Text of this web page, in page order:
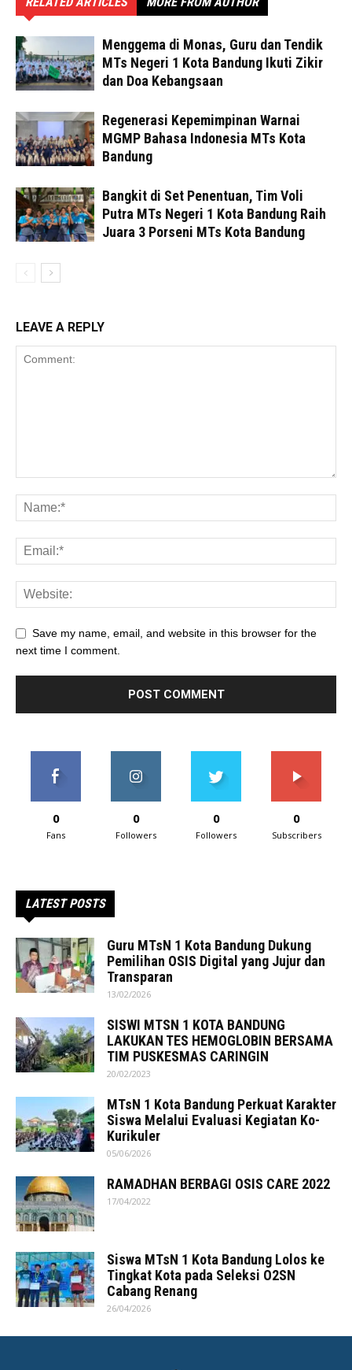
Menggema di Monas, Guru dan Tendik
MTs Negeri 1 Kota Bandung Ikuti Zikir
dan Doa Kebangsaan
Regenerasi Kepemimpinan Warnai
MGMP Bahasa Indonesia MTs Kota
Bandung
Bangkit di Set Penentuan, Tim Voli
Putra MTs Negeri 1 Kota Bandung Raih
Juara 3 Porseni MTs Kota Bandung
LEAVE A REPLY
Save my name, email, and website in this browser for the
next time I comment.
0
Fans
0
Followers
0
Followers
0
Subscribers
LATEST POSTS
Guru MTsN 1 Kota Bandung Dukung
Pemilihan OSIS Digital yang Jujur dan
Transparan
13/02/2026
SISWI MTSN 1 KOTA BANDUNG
LAKUKAN TES HEMOGLOBIN BERSAMA
TIM PUSKESMAS CARINGIN
20/02/2023
MTsN 1 Kota Bandung Perkuat Karakter
Siswa Melalui Evaluasi Kegiatan Ko-
Kurikuler
05/06/2026
RAMADHAN BERBAGI OSIS CARE 2022
17/04/2022
Siswa MTsN 1 Kota Bandung Lolos ke
Tingkat Kota pada Seleksi O2SN
Cabang Renang
26/04/2026